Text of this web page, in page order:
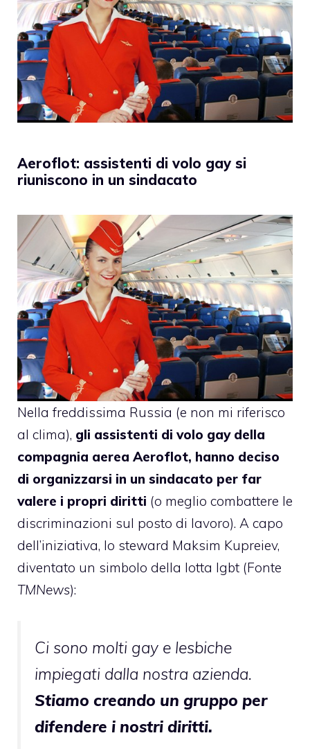
Aeroflot: assistenti di volo gay si
riuniscono in un sindacato
Nella freddissima Russia (e non mi riferisco
al clima), gli assistenti di volo gay della
compagnia aerea Aeroflot, hanno deciso
di organizzarsi in un sindacato per far
valere i propri diritti (o meglio combattere le
discriminazioni sul posto di lavoro). A capo
dell’iniziativa, lo steward Maksim Kupreiev,
diventato un simbolo della lotta lgbt (Fonte
TMNews):
Ci sono molti gay e lesbiche
impiegati dalla nostra azienda.
Stiamo creando un gruppo per
difendere i nostri diritti.